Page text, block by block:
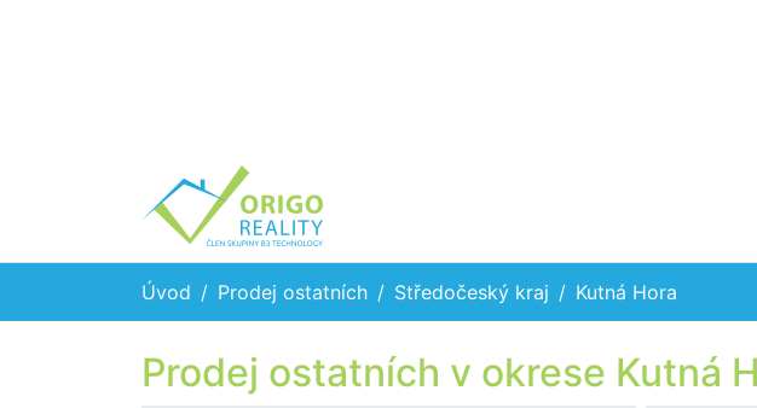
Úvod Prodej ostatních Středočeský kraj Kutná Hora
Prodej ostatních v okrese Kutná